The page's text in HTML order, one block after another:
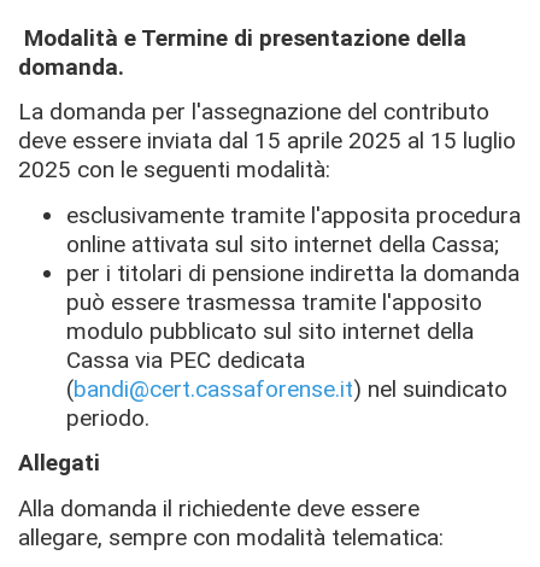
Modalità e Termine di presentazione della
domanda.
La domanda per l'assegnazione del contributo
deve essere inviata dal 15 aprile 2025 al 15 luglio
2025 con le seguenti modalità:
esclusivamente tramite l'apposita procedura
online attivata sul sito internet della Cassa;
per i titolari di pensione indiretta la domanda
può essere trasmessa tramite l'apposito
modulo pubblicato sul sito internet della
Cassa via PEC dedicata
(bandi@cert.cassaforense.it) nel suindicato
periodo.
Allegati
Alla domanda il richiedente deve essere
allegare, sempre con modalità telematica: